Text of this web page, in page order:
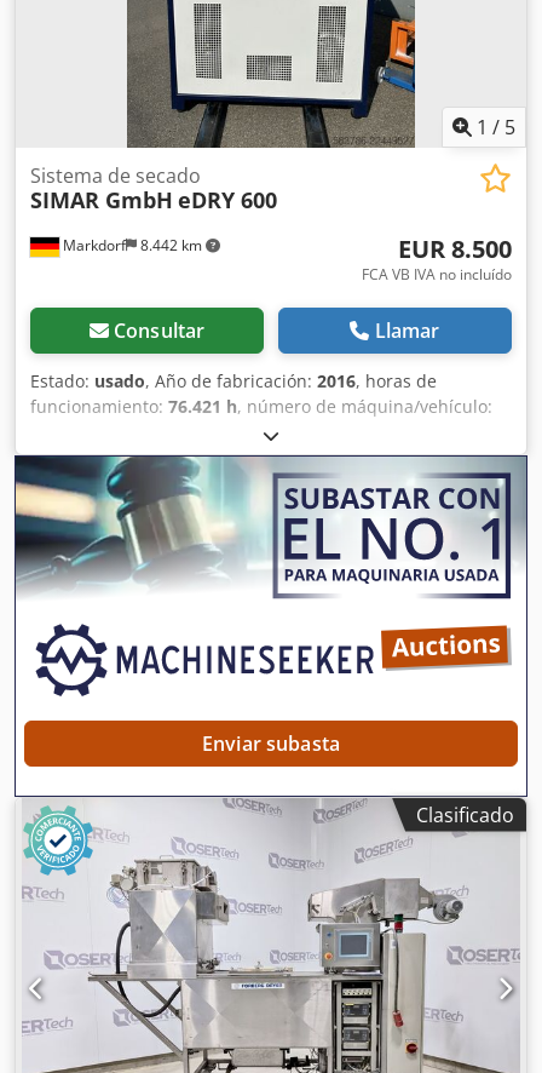
1 / 5
Markdorf 8.442 km
Sistema de secado
SIMAR GmbH eDRY 600
EUR 8.500
FCA VB IVA no incluído
Consultar Llamar
Estado: usado, Año de fabricación: 2016, horas de
funcionamiento: 76.421 h, número de máquina/vehículo:
, Ofrecemos este secador de gránulos usado, modelo
eDRY 600 de SIMAR GmbH, fabricado en 2016. Dodpfx
Akjzqdn Djxswa Ha sido sometido a un mantenimiento
regular y se encuentra en perfecto estado de
funcionamiento. Si tiene alguna pregunta o necesita más
información, no dude en enviarnos un mensaje o
llamarnos.
Enviar subasta
Clasificado